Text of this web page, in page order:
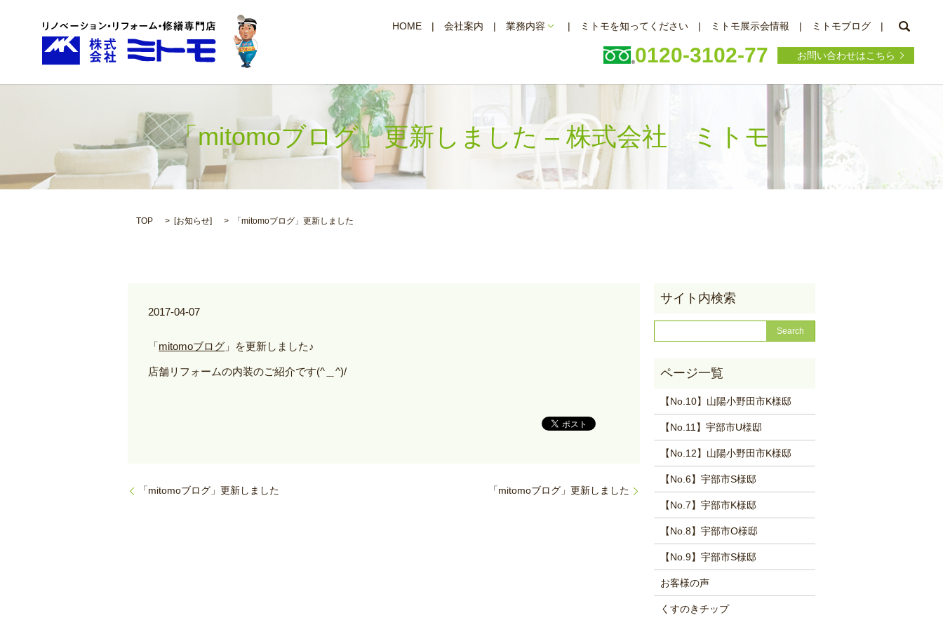
HOME 会社案内 業務内容 ミトモを知ってください ミトモ展示会情報 ミトモブログ
0120-3102-77 お問い合わせはこちら
「mitomoブログ」更新しました – 株式会社 ミトモ
TOP [お知らせ] 「mitomoブログ」更新しました
2017-04-07
「mitomoブログ 」を更新しました♪
店舗リフォームの内装のご紹介です(^＿^)/
「mitomoブログ」更新しました 「mitomoブログ」更新しました
【No.10】山陽小野田市K様邸
【No.11】宇部市U様邸
【No.12】山陽小野田市K様邸
【No.6】宇部市S様邸
【No.7】宇部市K様邸
【No.8】宇部市O様邸
【No.9】宇部市S様邸
お客様の声
くすのきチップ